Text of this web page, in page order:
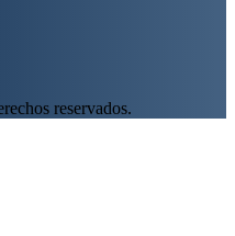
reservados.